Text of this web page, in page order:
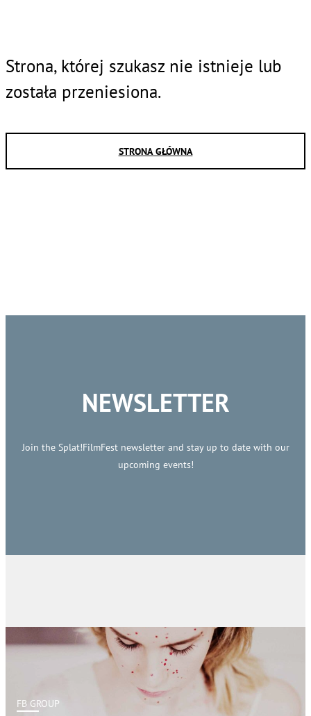
Strona, której szukasz nie istnieje lub
została przeniesiona.
STRONA GŁÓWNA
NEWSLETTER
Join the Splat!FilmFest newsletter and stay up to date with our
upcoming events!
FB GROUP